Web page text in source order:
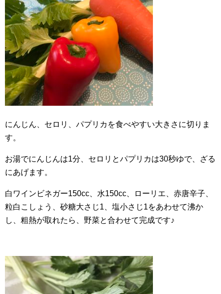
にんじん、セロリ、パプリカを食べやすい大きさに切りま
す。
お湯でにんじんは1分、セロリとパプリカは30秒ゆで、ざる
にあげます。
白ワインビネガー150cc、水150cc、ローリエ、赤唐辛子、
粒白こしょう、砂糖大さじ1、塩小さじ1をあわせて沸か
し、粗熱が取れたら、野菜と合わせて完成です♪